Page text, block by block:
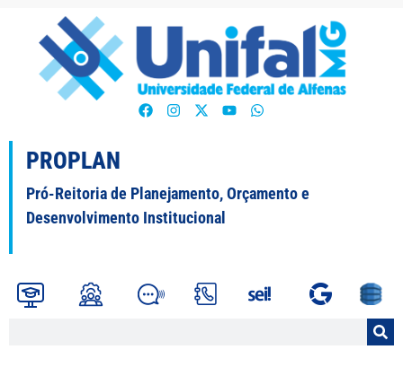
PROPLAN
Pró-Reitoria de Planejamento, Orçamento e
Desenvolvimento Institucional